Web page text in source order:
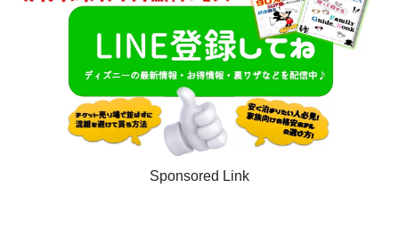
Sponsored Link